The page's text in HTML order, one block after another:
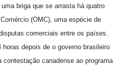
briga que se arrasta há quatro
(OMC), uma espécie de
comerciais entre os países.
depois de o governo brasileiro
canadense ao programa